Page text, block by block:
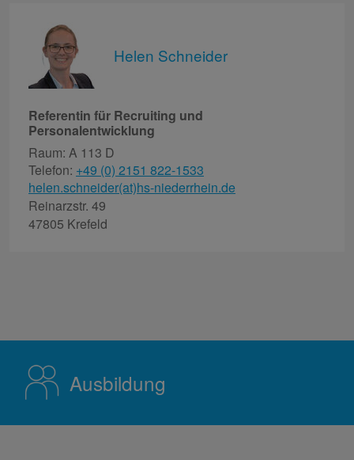
Helen Schneider
Referentin für Recruiting und
Personalentwicklung
Raum: A 113 D
Telefon: +49 (0) 2151 822-1533
helen.schneider(at)hs-niederrhein.de
Reinarzstr. 49
47805 Krefeld
Ausbildung